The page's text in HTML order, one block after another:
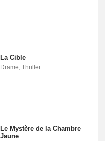
La Cible
Drame Thriller
Le Mystère de la Chambre
Jaune